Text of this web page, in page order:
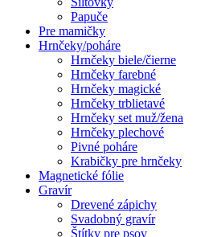
Papuče
Pre mamičky
Hrnčeky/poháre
Hrnčeky biele/čierne
Hrnčeky farebné
Hrnčeky magické
Hrnčeky trblietavé
Hrnčeky set muž/žena
Hrnčeky plechové
Pivné poháre
Krabičky pre hrnčeky
Magnetické fólie
Gravír
Drevené zápichy
Svadobný gravír
Štítky pre psov